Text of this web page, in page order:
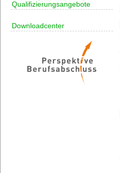
Qualifizierungsangebote
Downloadcenter